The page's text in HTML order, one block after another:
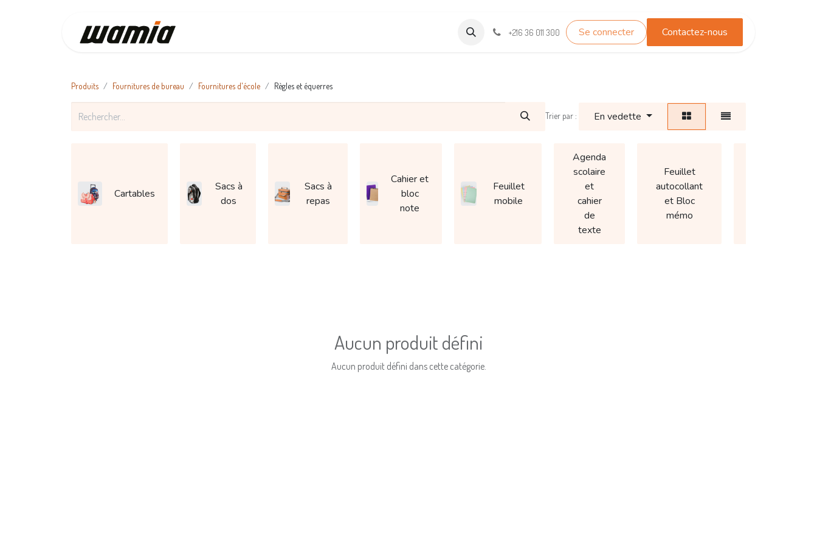
Wamia Marketpalce TEST_WHATSAPP Contactez-nous
+216 36 011 300 Se connecter Contactez-nous
Produits Fournitures de bureau Fournitures d'école Règles et équerres
Trier par : En vedette
Cartables
Sacs à
dos
Sacs à
repas
Cahier et
bloc
note
Feuillet
mobile
Agenda
scolaire
et
cahier
de
texte
Feuillet
autocollant
et Bloc
mémo
Aucun produit défini
Aucun produit défini dans cette catégorie.